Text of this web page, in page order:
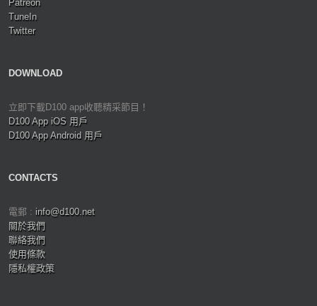
Patreon
TuneIn
Twitter
DOWNLOAD
立即下載D100 app收聽精采節目！
D100 App iOS 用戶
D100 App Android 用戶
CONTACTS
電郵 : info@d100.net
關於我們
聯絡我們
使用條款
隱私權政策